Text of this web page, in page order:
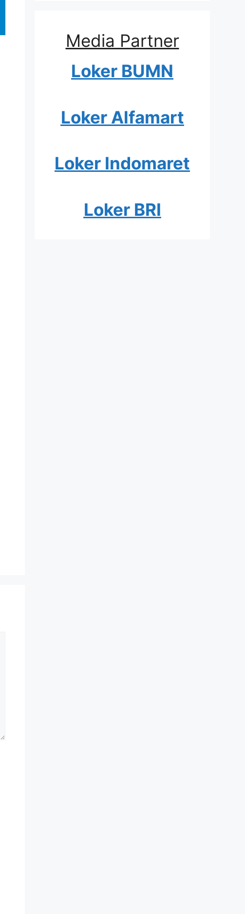
Media Partner
Loker BUMN
Loker Alfamart
Loker Indomaret
Loker BRI